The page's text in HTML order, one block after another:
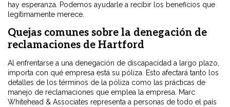
hay esperanza. Podemos ayudarle a recibir los beneficios que
legítimamente merece.
Quejas comunes sobre la denegación de
reclamaciones de Hartford
Al enfrentarse a una denegación de discapacidad a largo plazo,
importa con qué empresa está su póliza. Esto afectará tanto los
detalles de los términos de la póliza como las prácticas de
manejo de reclamaciones que emplea la empresa. Marc
Whitehead & Associates representa a personas de todo el país